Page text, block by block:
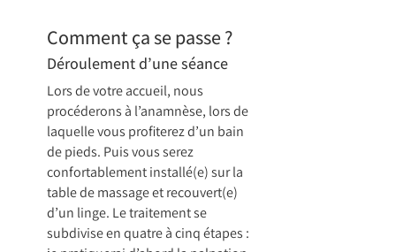
Comment ça se passe ?
Déroulement d’une séance
Lors de votre accueil, nous
procéderons à l’anamnèse, lors de
laquelle vous profiterez d’un bain
de pieds. Puis vous serez
confortablement installé(e) sur la
table de massage et recouvert(e)
d’un linge. Le traitement se
subdivise en quatre à cinq étapes :